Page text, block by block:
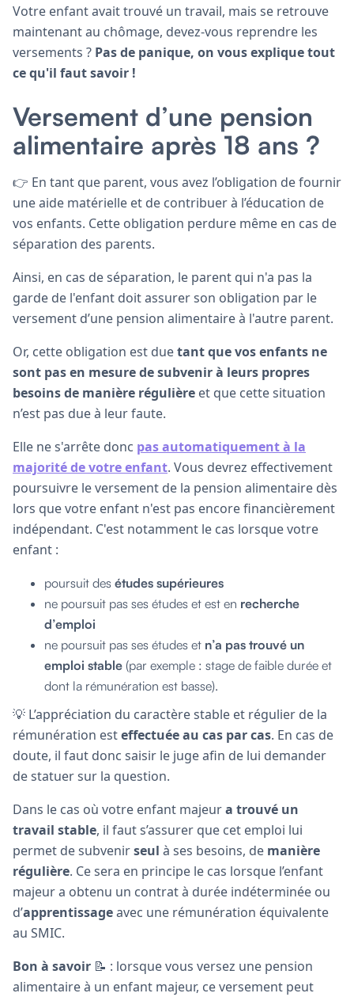
Votre enfant avait trouvé un travail, mais se retrouve
maintenant au chômage, devez-vous reprendre les
versements ? Pas de panique, on vous explique tout
ce qu'il faut savoir !
Versement d’une pension
alimentaire après 18 ans ?
👉 En tant que parent, vous avez l’obligation de fournir
une aide matérielle et de contribuer à l’éducation de
vos enfants. Cette obligation perdure même en cas de
séparation des parents.
Ainsi, en cas de séparation, le parent qui n'a pas la
garde de l'enfant doit assurer son obligation par le
versement d’une pension alimentaire à l'autre parent.
Or, cette obligation est duetant que vos enfants ne
sont pas en mesure de subvenir à leurs propres
besoins de manière régulière et que cette situation
n’est pas due à leur faute.
Elle ne s'arrête donc pas automatiquement à la
majorité de votre enfant. Vous devrez effectivement
poursuivre le versement de la pension alimentaire dès
lors que votre enfant n'est pas encore financièrement
indépendant. C'est notamment le cas lorsque votre
enfant :
poursuit des études supérieures
ne poursuit pas ses études et est en recherche
d’emploi
ne poursuit pas ses études et n’a pas trouvé un
emploi stable (par exemple : stage de faible durée et
dont la rémunération est basse).
💡 L’appréciation du caractère stable et régulier de la
rémunération esteffectuée au cas par cas. En cas de
doute, il faut donc saisir le juge afin de lui demander
de statuer sur la question.
Dans le cas où votre enfant majeura trouvé un
travail stable, il faut s’assurer que cet emploi lui
permet de subvenirseul à ses besoins, de manière
régulière. Ce sera en principe le cas lorsque l’enfant
majeur a obtenu un contrat à durée indéterminée ou
d’apprentissageavec une rémunération équivalente
au SMIC.
Bon à savoir 📝 : lorsque vous versez une pension
alimentaire à un enfant majeur, ce versement peut